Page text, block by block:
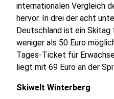
internationalen Vergleich
hervor. In drei der acht
Deutschland ist ein Skitag
weniger als 50 Euro
Tages-Ticket für
liegt mit 69 Euro an der
Skiwelt Winterberg